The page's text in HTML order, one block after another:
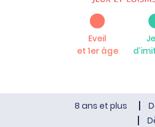
Eveil
et 1er âge
8 ans et plus